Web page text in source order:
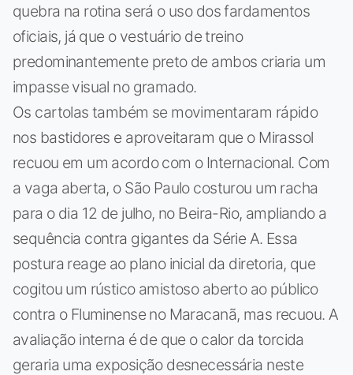
quebra na rotina será o uso dos fardamentos
oficiais, já que o vestuário de treino
predominantemente preto de ambos criaria um
impasse visual no gramado.
Os cartolas também se movimentaram rápido
nos bastidores e aproveitaram que o Mirassol
recuou em um acordo com o Internacional. Com
a vaga aberta, o São Paulo costurou um racha
para o dia 12 de julho, no Beira-Rio, ampliando a
sequência contra gigantes da Série A. Essa
postura reage ao plano inicial da diretoria, que
cogitou um rústico amistoso aberto ao público
contra o Fluminense no Maracanã, mas recuou. A
avaliação interna é de que o calor da torcida
geraria uma exposição desnecessária neste